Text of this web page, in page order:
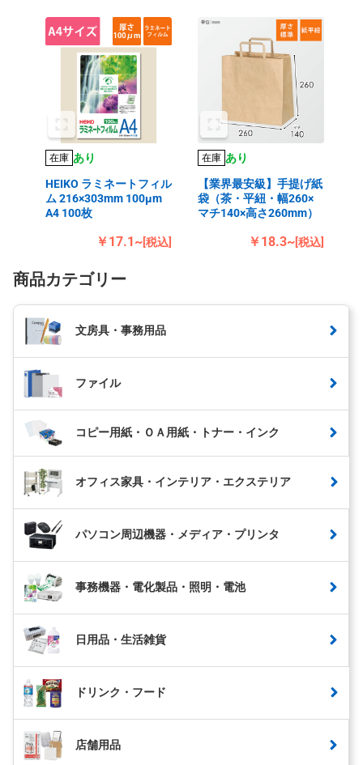
在庫 あり
HEIKO ラミネートフィル
ム 216×303mm 100μm
A4 100枚
￥17.1~[税込]
在庫 あり
【業界最安級】手提げ紙
袋（茶・平紐・幅260×
マチ140×高さ260mm）
￥18.3~[税込]
商品カテゴリー
文房具・事務用品
ファイル
コピー用紙・ＯＡ用紙・トナー・インク
オフィス家具・インテリア・エクステリア
パソコン周辺機器・メディア・プリンタ
事務機器・電化製品・照明・電池
日用品・生活雑貨
ドリンク・フード
店舗用品